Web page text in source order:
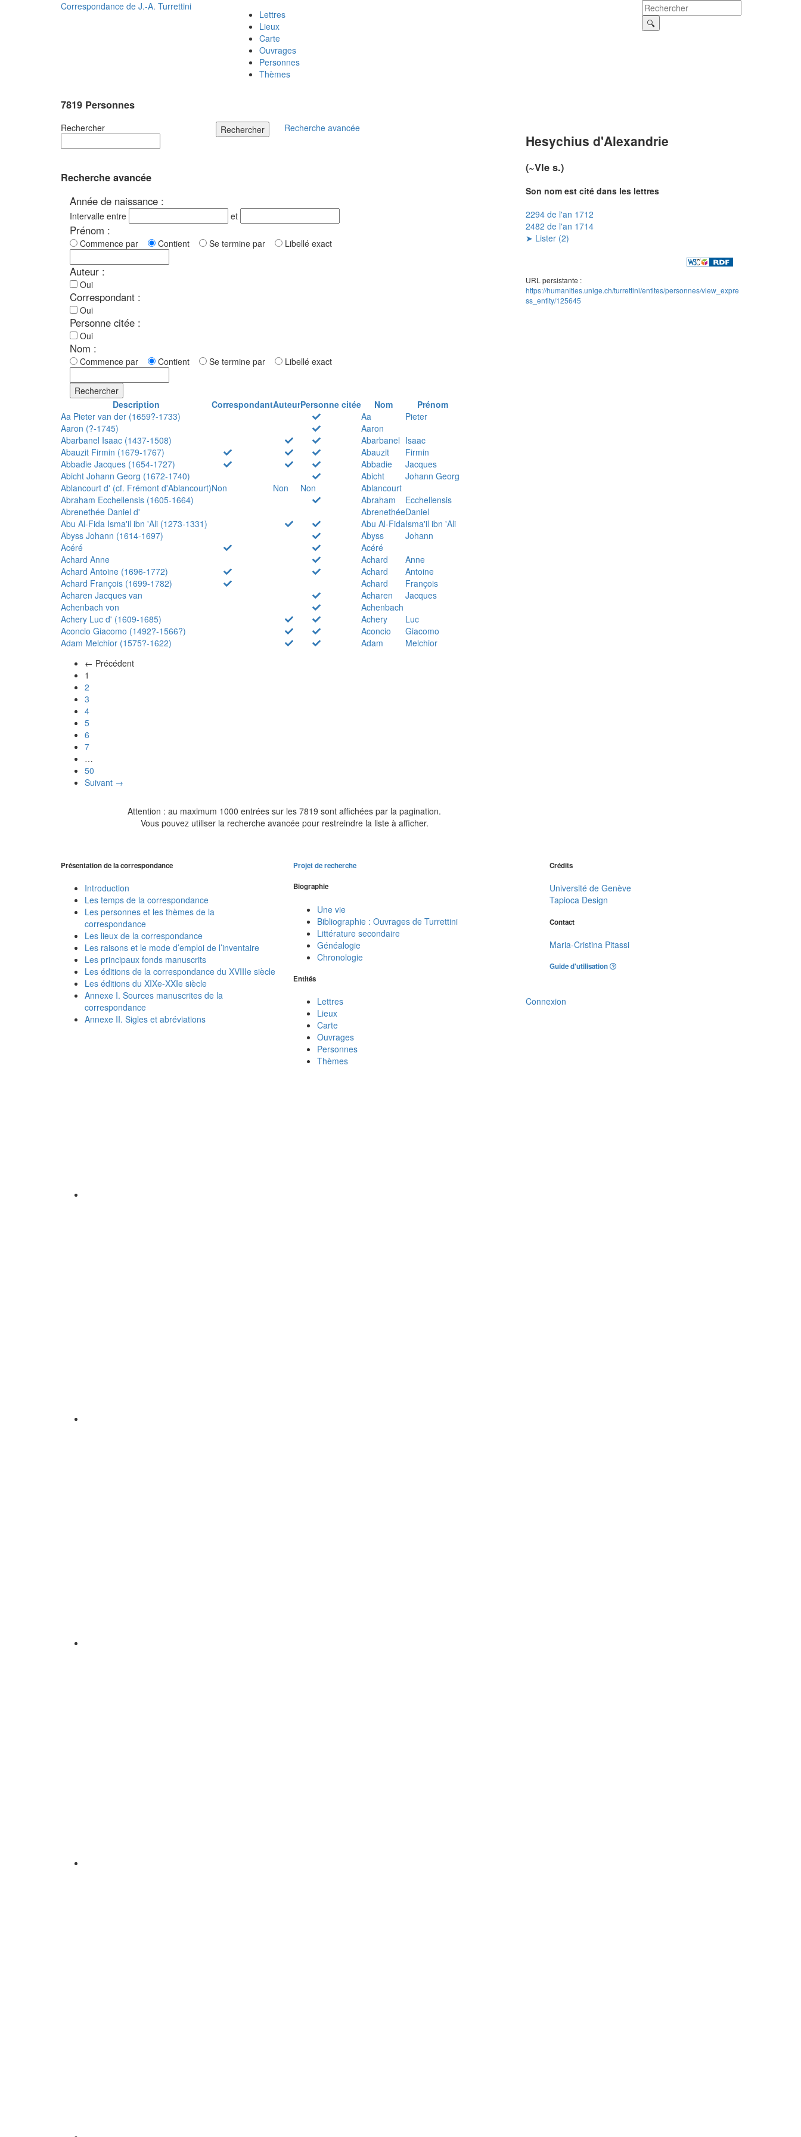
Correspondance de J.-A. Turrettini
Lettres
Lieux
Carte
Ouvrages
Personnes
Thèmes
7819 Personnes
Rechercher Rechercher Recherche avancée
Recherche avancée
Année de naissance :
Intervalle entre et
Prénom :
Commence par Contient Se termine par Libellé exact
Auteur :
Oui
Correspondant :
Oui
Personne citée :
Oui
Nom :
Commence par Contient Se termine par Libellé exact
Rechercher
Description
CorrespondantAuteurPersonne citée Nom
Prénom
Aa Pieter van der (1659?-1733)
Aa
Pieter
Aaron (?-1745)
Aaron
Abarbanel Isaac (1437-1508)
Abarbanel Isaac
Abauzit Firmin (1679-1767)
Abauzit
Firmin
Abbadie Jacques (1654-1727)
Abbadie
Jacques
Abicht Johann Georg (1672-1740)
Abicht
Johann Georg
Ablancourt d' (cf. Frémont d'Ablancourt)Non Non Non
Ablancourt
Abraham Ecchellensis (1605-1664)
Abraham
Ecchellensis
Abrenethée Daniel d'
AbrenethéeDaniel
Abu Al-Fida Isma'il ibn 'Ali (1273-1331)
Abu Al-FidaIsma'il ibn 'Ali
Abyss Johann (1614-1697)
Abyss
Johann
Acéré
Acéré
Achard Anne
Achard
Anne
Achard Antoine (1696-1772)
Achard
Antoine
Achard François (1699-1782)
Achard
François
Acharen Jacques van
Acharen
Jacques
Achenbach von
Achenbach
Achery Luc d' (1609-1685)
Achery
Luc
Aconcio Giacomo (1492?-1566?)
Aconcio
Giacomo
Adam Melchior (1575?-1622)
Adam
Melchior
← Précédent
1
2
3
4
5
6
7
…
50
Suivant →
Attention : au maximum 1000 entrées sur les 7819 sont affichées par la pagination.
Vous pouvez utiliser la recherche avancée pour restreindre la liste à afficher.
Hesychius d'Alexandrie
(~VIe s.)
Son nom est cité dans les lettres
2294 de l'an 1712
2482 de l'an 1714
➤ Lister (2)
URL persistante :
https://humanities.unige.ch/turrettini/entites/personnes/view_expre
ss_entity/125645
Présentation de la correspondance
Introduction
Les temps de la correspondance
Les personnes et les thèmes de la
correspondance
Les lieux de la correspondance
Les raisons et le mode d’emploi de l’inventaire
Les principaux fonds manuscrits
Les éditions de la correspondance du XVIIIe siècle
Les éditions du XIXe-XXIe siècle
Annexe I. Sources manuscrites de la
correspondance
Annexe II. Sigles et abréviations
Projet de recherche
Biographie
Une vie
Bibliographie : Ouvrages de Turrettini
Littérature secondaire
Généalogie
Chronologie
Entités
Lettres
Lieux
Carte
Ouvrages
Personnes
Thèmes
Crédits
Université de Genève
Tapioca Design
Contact
Maria-Cristina Pitassi
Guide d'utilisation
Connexion